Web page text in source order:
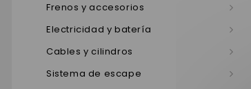
Frenos y accesorios
Electricidad y batería
Cables y cilindros
Sistema de escape